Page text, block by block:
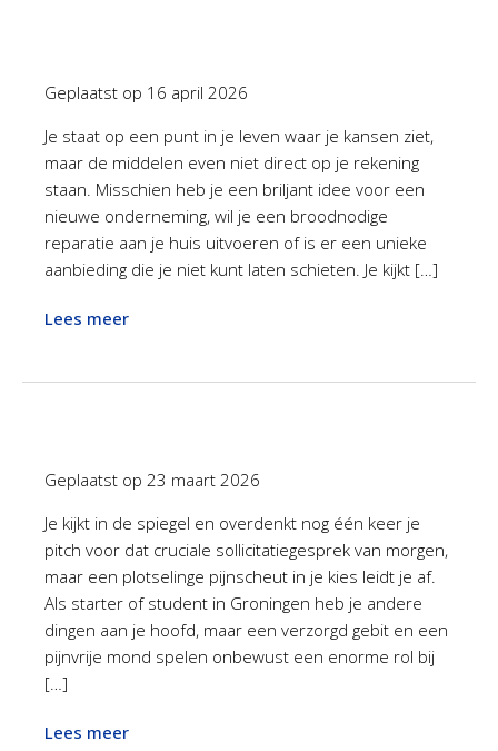
Geplaatst op 16 april 2026
Je staat op een punt in je leven waar je kansen ziet,
maar de middelen even niet direct op je rekening
staan. Misschien heb je een briljant idee voor een
nieuwe onderneming, wil je een broodnodige
reparatie aan je huis uitvoeren of is er een unieke
aanbieding die je niet kunt laten schieten. Je kijkt […]
Lees meer
Geplaatst op 23 maart 2026
Je kijkt in de spiegel en overdenkt nog één keer je
pitch voor dat cruciale sollicitatiegesprek van morgen,
maar een plotselinge pijnscheut in je kies leidt je af.
Als starter of student in Groningen heb je andere
dingen aan je hoofd, maar een verzorgd gebit en een
pijnvrije mond spelen onbewust een enorme rol bij
[…]
Lees meer